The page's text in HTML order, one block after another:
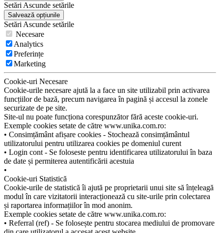
Setări Ascunde setările
Salvează opțiunile
Setări Ascunde setările
Necesare
Analytics
Preferințe
Marketing
Cookie-uri Necesare
Cookie-urile necesare ajută la a face un site utilizabil prin activarea
funcțiilor de bază, precum navigarea în pagină și accesul la zonele
securizate de pe site.
Site-ul nu poate funcționa corespunzător fără aceste cookie-uri.
Exemple cookies setate de către www.unika.com.ro:
• Consimțământ afișare cookies - Stochează consimțământul
utilizatorului pentru utilizarea cookies pe domeniul curent
• Login cont - Se foloseste pentru identificarea utilizatorului în baza
de date și permiterea autentificării acestuia
•
Cookie-uri Statistică
Cookie-urile de statistică îi ajută pe proprietarii unui site să înțeleagă
modul în care vizitatorii interacționează cu site-urile prin colectarea
și raportarea informațiilor în mod anonim.
Exemple cookies setate de către www.unika.com.ro:
• Referral (ref) - Se folosește pentru stocarea mediului de promovare